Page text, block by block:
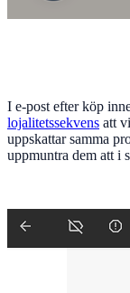
I e-post efter köp
lojalitetssekvens att
uppskattar samma
uppmuntra dem att i